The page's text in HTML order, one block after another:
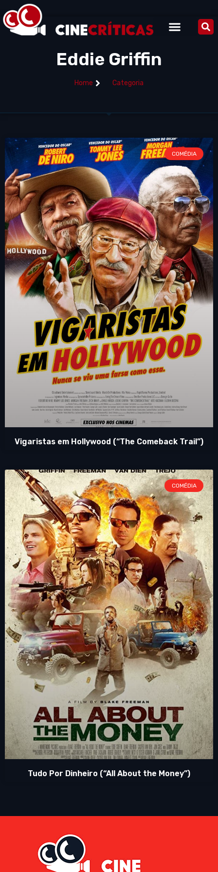
Eddie Griffin
Home Categoria
COMÉDIA
Vigaristas em Hollywood (“The Comeback Trail”)
COMÉDIA
Tudo Por Dinheiro (“All About the Money”)